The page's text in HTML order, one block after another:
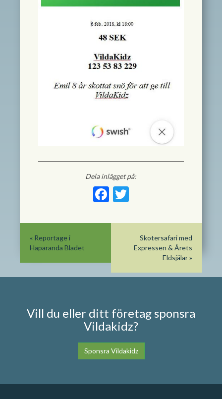
Dela inlägget på:
Facebook
Twitter
Skotersafari med
Expressen & Årets
Eldsjälar»
« Reportage i
Haparanda Bladet
Vill du eller ditt företag sponsra
Vildakidz?
Sponsra Vildakidz